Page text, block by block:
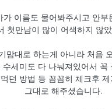
가 이름도 물어봐주시고 안부
첫만남이 많이 어색하지 않
맘대로 하는게 아니라 처음
세미도 다 나눠져있어서 꼭
던 방법 등 꼼꼼히 체크후
그대로 해주셨습니다.